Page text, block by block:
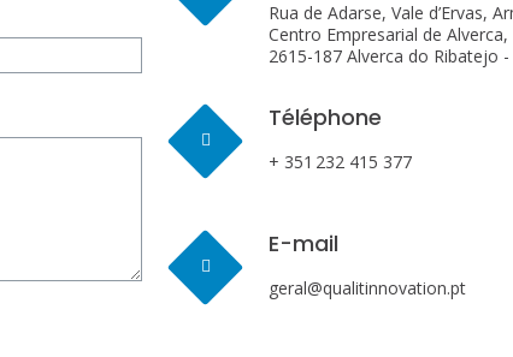
Rua de Adarse, Vale d’Ervas,
Centro Empresarial de Alverca,
2615-187 Alverca do Ribatejo
Téléphone
+ 351 232 415 377
E-mail
geral@qualitinnovation.pt